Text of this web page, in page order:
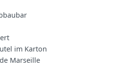
im Karton
Marseille